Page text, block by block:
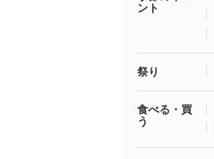
ント
祭り
食べる・買
う